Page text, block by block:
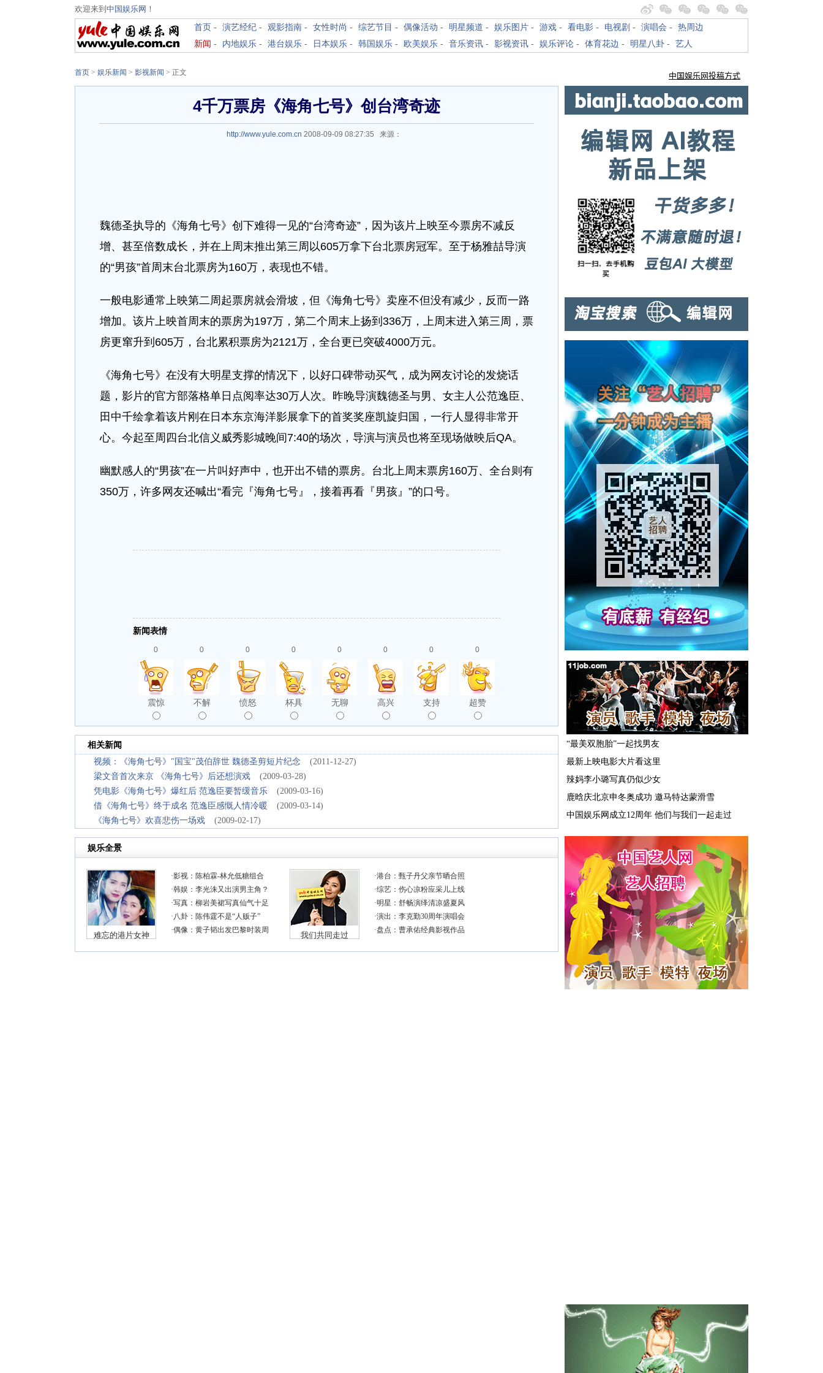
欢迎来到 中国娱乐网 ！
首页 - 演艺经纪 - 观影指南 - 女性时尚 - 综艺节目 - 偶像活动 - 明星频道 - 娱乐图片 - 游戏 - 看电影 - 电视剧 - 演唱会 - 热周边
新闻 - 内地娱乐 - 港台娱乐 - 日本娱乐 - 韩国娱乐 - 欧美娱乐 - 音乐资讯 - 影视资讯 - 娱乐评论 - 体育花边 - 明星八卦 - 艺人
首页 > 娱乐新闻 > 影视新闻 > 正文
4千万票房《海角七号》创台湾奇迹
http://www.yule.com.cn 2008-09-09 08:27:35 来源：
魏德圣执导的《海角七号》创下难得一见的“台湾奇迹”，因为该片上映至今票房不减反
增、甚至倍数成长，并在上周末推出第三周以605万拿下台北票房冠军。至于杨雅喆导演
的“男孩”首周末台北票房为160万，表现也不错。
一般电影通常上映第二周起票房就会滑坡，但《海角七号》卖座不但没有减少，反而一路
增加。该片上映首周末的票房为197万，第二个周末上扬到336万，上周末进入第三周，票
房更窜升到605万，台北累积票房为2121万，全台更已突破4000万元。
《海角七号》在没有大明星支撑的情况下，以好口碑带动买气，成为网友讨论的发烧话
题，影片的官方部落格单日点阅率达30万人次。昨晚导演魏德圣与男、女主人公范逸臣、
田中千绘拿着该片刚在日本东京海洋影展拿下的首奖奖座凯旋归国，一行人显得非常开
心。今起至周四台北信义威秀影城晚间7:40的场次，导演与演员也将至现场做映后QA。
幽默感人的“男孩”在一片叫好声中，也开出不错的票房。台北上周末票房160万、全台则有
350万，许多网友还喊出“看完『海角七号』，接着再看『男孩』”的口号。
新闻表情
0
震惊
0
不解
0
愤怒
0
杯具
0
无聊
0
高兴
0
支持
0
超赞
相关新闻
视频：《海角七号》"国宝"茂伯辞世 魏德圣剪短片纪念
(2011-12-27)
梁文音首次来京 《海角七号》后还想演戏
(2009-03-28)
凭电影《海角七号》爆红后 范逸臣要暂缓音乐
(2009-03-16)
借《海角七号》终于成名 范逸臣感慨人情冷暖
(2009-03-14)
《海角七号》欢喜悲伤一场戏
(2009-02-17)